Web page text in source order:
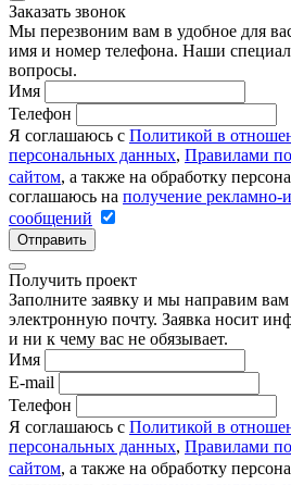
Заказать звонок
Мы перезвоним вам в удобное для
имя и номер телефона. Наши
вопросы.
Имя
Телефон
Я соглашаюсь с Политикой в
персональных данных, Правилами
сайтом, а также на обработку
соглашаюсь на получение
сообщений
Отправить
Получить проект
Заполните заявку и мы направим
электронную почту. Заявка носит
и ни к чему вас не обязывает.
Имя
E-mail
Телефон
Я соглашаюсь с Политикой в
персональных данных, Правилами
сайтом, а также на обработку